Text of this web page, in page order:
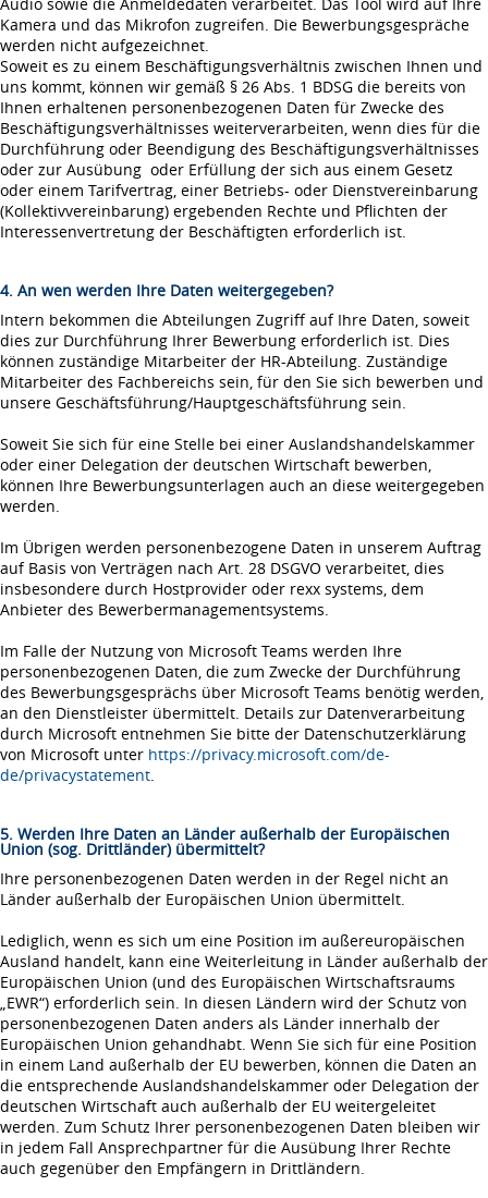
Kamera und das Mikrofon zugreifen. Die Bewerbungsgespräche
werden nicht aufgezeichnet.
Soweit es zu einem Beschäftigungsverhältnis zwischen Ihnen und
uns kommt, können wir gemäß § 26 Abs. 1 BDSG die bereits von
Ihnen erhaltenen personenbezogenen Daten für Zwecke des
Beschäftigungsverhältnisses weiterverarbeiten, wenn dies für die
Durchführung oder Beendigung des Beschäftigungsverhältnisses
oder zur Ausübung oder Erfüllung der sich aus einem Gesetz
oder einem Tarifvertrag, einer Betriebs- oder Dienstvereinbarung
(Kollektivvereinbarung) ergebenden Rechte und Pflichten der
Interessenvertretung der Beschäftigten erforderlich ist.
4. An wen werden Ihre Daten weitergegeben?
Intern bekommen die Abteilungen Zugriff auf Ihre Daten, soweit
dies zur Durchführung Ihrer Bewerbung erforderlich ist. Dies
können zuständige Mitarbeiter der HR-Abteilung. Zuständige
Mitarbeiter des Fachbereichs sein, für den Sie sich bewerben und
unsere Geschäftsführung/Hauptgeschäftsführung sein.
Soweit Sie sich für eine Stelle bei einer Auslandshandelskammer
oder einer Delegation der deutschen Wirtschaft bewerben,
können Ihre Bewerbungsunterlagen auch an diese weitergegeben
werden.
Im Übrigen werden personenbezogene Daten in unserem Auftrag
auf Basis von Verträgen nach Art. 28 DSGVO verarbeitet, dies
insbesondere durch Hostprovider oder rexx systems, dem
Anbieter des Bewerbermanagementsystems.
Im Falle der Nutzung von Microsoft Teams werden Ihre
personenbezogenen Daten, die zum Zwecke der Durchführung
des Bewerbungsgesprächs über Microsoft Teams benötig werden,
an den Dienstleister übermittelt. Details zur Datenverarbeitung
durch Microsoft entnehmen Sie bitte der Datenschutzerklärung
von Microsoft unter https://privacy.microsoft.com/de-
de/privacystatement.
5. Werden Ihre Daten an Länder außerhalb der Europäischen
Union (sog. Drittländer) übermittelt?
Ihre personenbezogenen Daten werden in der Regel nicht an
Länder außerhalb der Europäischen Union übermittelt.
Lediglich, wenn es sich um eine Position im außereuropäischen
Ausland handelt, kann eine Weiterleitung in Länder außerhalb der
Europäischen Union (und des Europäischen Wirtschaftsraums
„EWR“) erforderlich sein. In diesen Ländern wird der Schutz von
personenbezogenen Daten anders als Länder innerhalb der
Europäischen Union gehandhabt. Wenn Sie sich für eine Position
in einem Land außerhalb der EU bewerben, können die Daten an
die entsprechende Auslandshandelskammer oder Delegation der
deutschen Wirtschaft auch außerhalb der EU weitergeleitet
werden. Zum Schutz Ihrer personenbezogenen Daten bleiben wir
in jedem Fall Ansprechpartner für die Ausübung Ihrer Rechte
auch gegenüber den Empfängern in Drittländern.